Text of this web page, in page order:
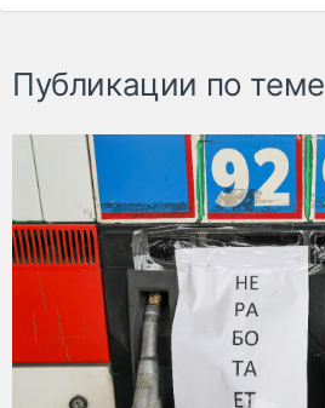
Публикации по теме